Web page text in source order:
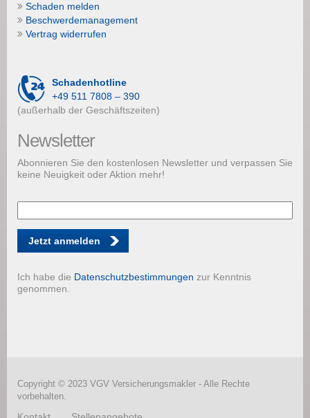
Schaden melden
Beschwerdemanagement
Vertrag widerrufen
Schadenhotline
+49 511 7808 – 390
(außerhalb der Geschäftszeiten)
Newsletter
Abonnieren Sie den kostenlosen Newsletter und verpassen Sie
keine Neuigkeit oder Aktion mehr!
Jetzt anmelden
Ich habe die Datenschutzbestimmungen zur Kenntnis
genommen.
Copyright © 2023 VGV Versicherungsmakler - Alle Rechte
vorbehalten.